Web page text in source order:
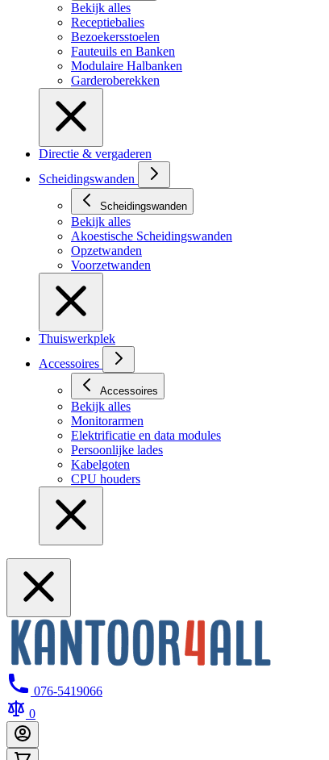
Bekijk alles
Receptiebalies
Bezoekersstoelen
Fauteuils en Banken
Modulaire Halbanken
Garderoberekken
Directie & vergaderen
Scheidingswanden
Scheidingswanden
Bekijk alles
Akoestische Scheidingswanden
Opzetwanden
Voorzetwanden
Thuiswerkplek
Accessoires
Accessoires
Bekijk alles
Monitorarmen
Elektrificatie en data modules
Persoonlijke lades
Kabelgoten
CPU houders
076-5419066
0